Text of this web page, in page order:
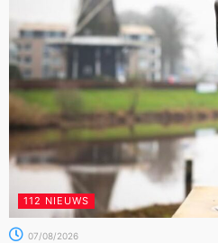
112 NIEUWS
07/08/2026